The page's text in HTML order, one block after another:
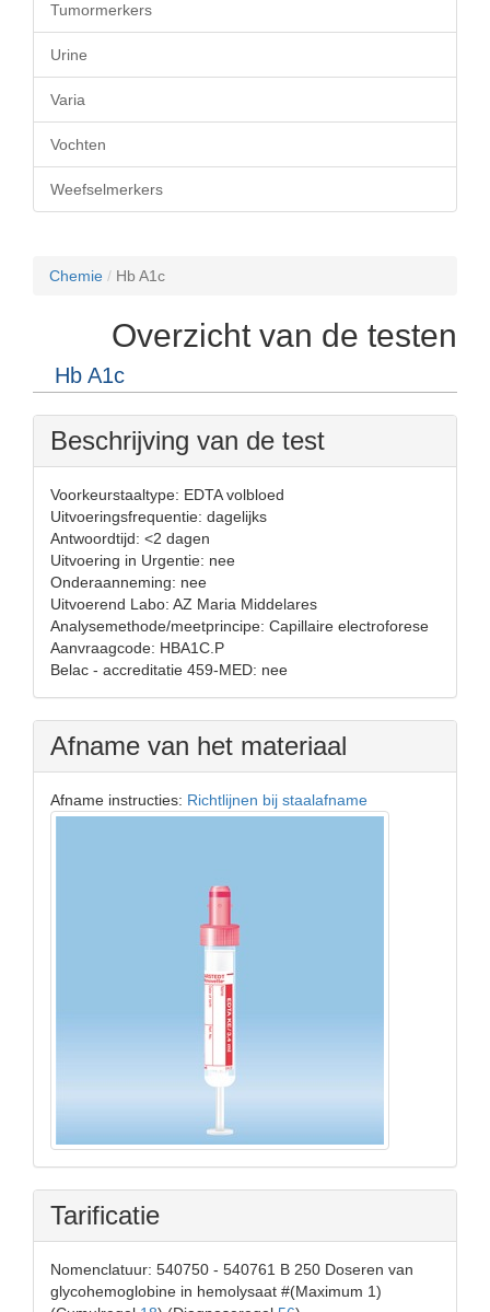
Tumormerkers
Urine
Varia
Vochten
Weefselmerkers
Chemie / Hb A1c
Overzicht van de testen
Hb A1c
Beschrijving van de test
Voorkeurstaaltype: EDTA volbloed
Uitvoeringsfrequentie: dagelijks
Antwoordtijd: <2 dagen
Uitvoering in Urgentie: nee
Onderaanneming: nee
Uitvoerend Labo: AZ Maria Middelares
Analysemethode/meetprincipe: Capillaire electroforese
Aanvraagcode: HBA1C.P
Belac - accreditatie 459-MED: nee
Afname van het materiaal
Afname instructies: Richtlijnen bij staalafname
Tarificatie
Nomenclatuur: 540750 - 540761 B 250 Doseren van
glycohemoglobine in hemolysaat #(Maximum 1)